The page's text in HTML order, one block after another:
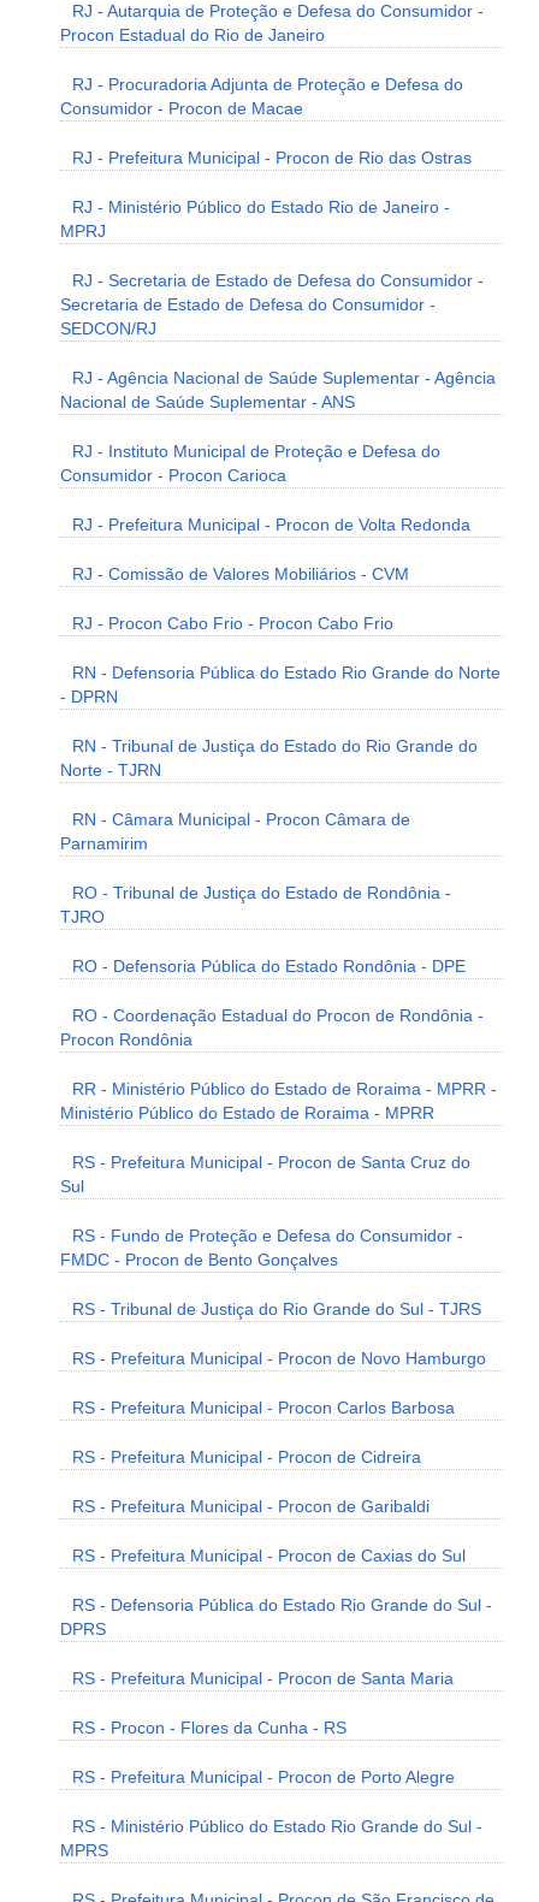
RJ - Autarquia de Proteção e Defesa do Consumidor -
Procon Estadual do Rio de Janeiro
RJ - Procuradoria Adjunta de Proteção e Defesa do
Consumidor - Procon de Macae
RJ - Prefeitura Municipal - Procon de Rio das Ostras
RJ - Ministério Público do Estado Rio de Janeiro -
MPRJ
RJ - Secretaria de Estado de Defesa do Consumidor -
Secretaria de Estado de Defesa do Consumidor -
SEDCON/RJ
RJ - Agência Nacional de Saúde Suplementar - Agência
Nacional de Saúde Suplementar - ANS
RJ - Instituto Municipal de Proteção e Defesa do
Consumidor - Procon Carioca
RJ - Prefeitura Municipal - Procon de Volta Redonda
RJ - Comissão de Valores Mobiliários - CVM
RJ - Procon Cabo Frio - Procon Cabo Frio
RN - Defensoria Pública do Estado Rio Grande do Norte
- DPRN
RN - Tribunal de Justiça do Estado do Rio Grande do
Norte - TJRN
RN - Câmara Municipal - Procon Câmara de
Parnamirim
RO - Tribunal de Justiça do Estado de Rondônia -
TJRO
RO - Defensoria Pública do Estado Rondônia - DPE
RO - Coordenação Estadual do Procon de Rondônia -
Procon Rondônia
RR - Ministério Público do Estado de Roraima - MPRR -
Ministério Público do Estado de Roraima - MPRR
RS - Prefeitura Municipal - Procon de Santa Cruz do
Sul
RS - Fundo de Proteção e Defesa do Consumidor -
FMDC - Procon de Bento Gonçalves
RS - Tribunal de Justiça do Rio Grande do Sul - TJRS
RS - Prefeitura Municipal - Procon de Novo Hamburgo
RS - Prefeitura Municipal - Procon Carlos Barbosa
RS - Prefeitura Municipal - Procon de Cidreira
RS - Prefeitura Municipal - Procon de Garibaldi
RS - Prefeitura Municipal - Procon de Caxias do Sul
RS - Defensoria Pública do Estado Rio Grande do Sul -
DPRS
RS - Prefeitura Municipal - Procon de Santa Maria
RS - Procon - Flores da Cunha - RS
RS - Prefeitura Municipal - Procon de Porto Alegre
RS - Ministério Público do Estado Rio Grande do Sul -
MPRS